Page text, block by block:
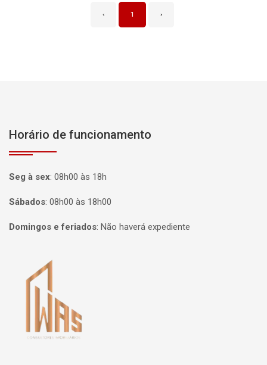
‹ 1 ›
Horário de funcionamento
Seg à sex: 08h00 às 18h
Sábados: 08h00 às 18h00
Domingos e feriados: Não haverá expediente
Página inicial